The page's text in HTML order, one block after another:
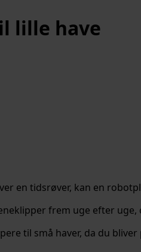
lille have
en tidsrøver, kan en
frem uge efter
til små haver, da du